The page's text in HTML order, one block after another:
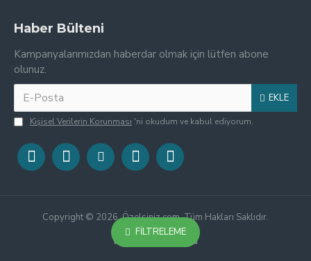
Haber Bülteni
Kampanyalarımızdan haberdar olmak için lütfen abone
olunuz.
EKLE
Kişisel Verilerin Korunması 'ni okudum ve kabul ediyorum.
Copyright © 2026, Özelsiniz.com, Tüm Hakları Saklıdır.
FILTRELEME